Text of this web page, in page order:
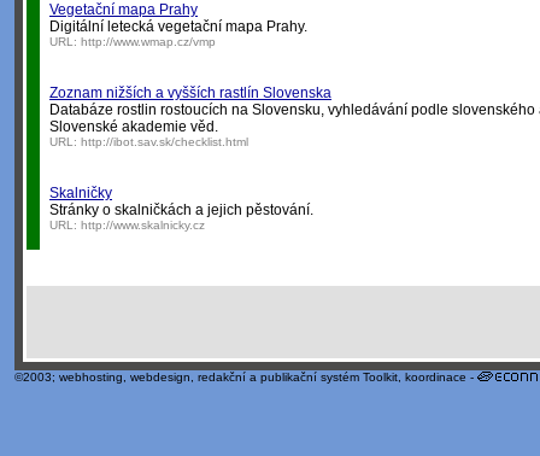
Vegetační mapa Prahy
Digitální letecká vegetační mapa Prahy.
URL: http://www.wmap.cz/vmp
Zoznam nižších a vyšších rastlín Slovenska
Databáze rostlin rostoucích na Slovensku, vyhledávání podle
Slovenské akademie věd.
URL: http://ibot.sav.sk/checklist.html
Skalničky
Stránky o skalničkách a jejich pěstování.
URL: http://www.skalnicky.cz
©2003; webhosting webdesign redakční a publikační systém Toolkit , koordinace -